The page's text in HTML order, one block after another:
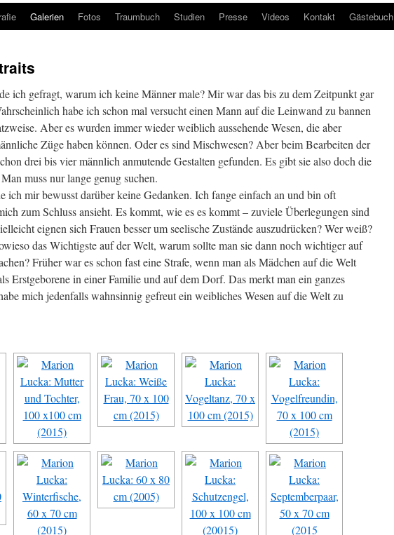
Galerien Fotos Traumbuch Studien Presse Videos Kontakt Gästebuch
ich gefragt, warum ich keine Männer male? Mir war das bis zu dem Zeitpunkt gar
habe ich schon mal versucht einen Mann auf die Leinwand zu bannen
Aber es wurden immer wieder weiblich aussehende Wesen, die aber
Züge haben können. Oder es sind Mischwesen? Aber beim Bearbeiten der
drei bis vier männlich anmutende Gestalten gefunden. Es gibt sie also doch die
muss nur lange genug suchen.
ich mir bewusst darüber keine Gedanken. Ich fange einfach an und bin oft
zum Schluss ansieht. Es kommt, wie es es kommt – zuviele Überlegungen sind
eignen sich Frauen besser um seelische Zustände auszudrücken? Wer weiß?
das Wichtigste auf der Welt, warum sollte man sie dann noch wichtiger auf
Früher war es schon fast eine Strafe, wenn man als Mädchen auf die Welt
Erstgeborene in einer Familie und auf dem Dorf. Das merkt man ein ganzes
mich jedenfalls wahnsinnig gefreut ein weibliches Wesen auf die Welt zu